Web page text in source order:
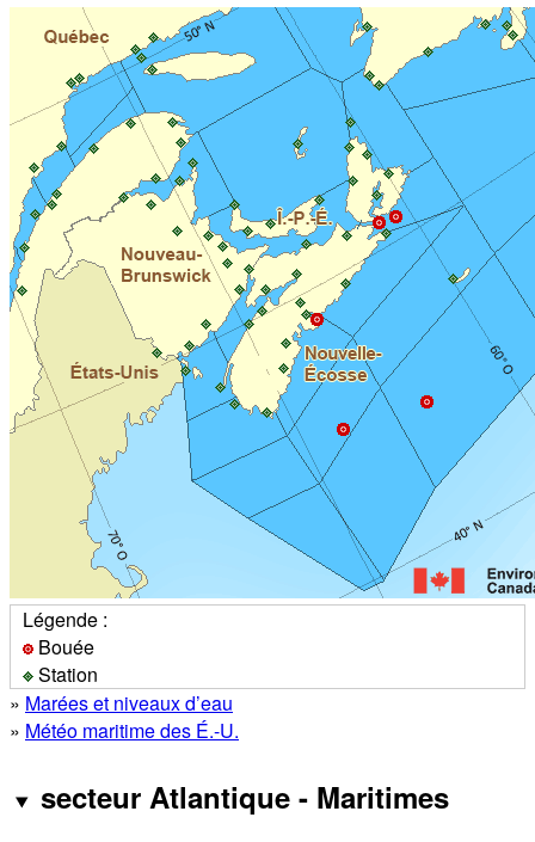
Légende :
Bouée
Station
» Marées et niveaux d’eau
» Météo maritime des É.-U.
secteur Atlantique - Maritimes